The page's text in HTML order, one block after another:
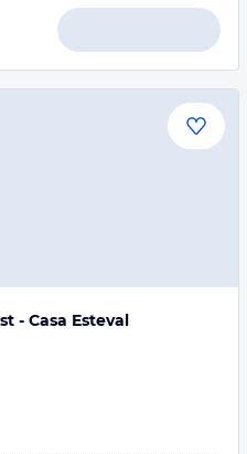
- Casa Esteval